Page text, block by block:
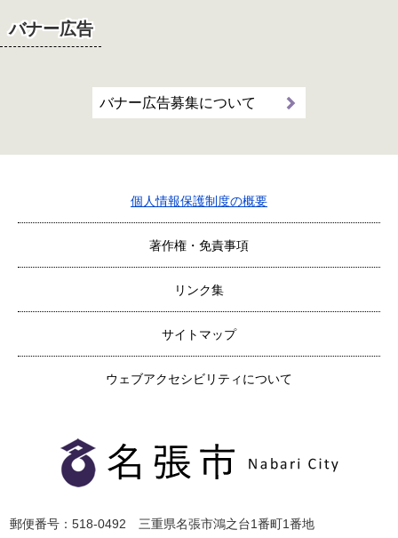
バナー広告
バナー広告募集について
個人情報保護制度の概要
著作権・免責事項
リンク集
サイトマップ
ウェブアクセシビリティについて
郵便番号：518-0492 三重県名張市鴻之台1番町1番地